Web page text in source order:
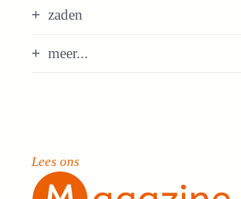
zaden
meer...
Lees ons